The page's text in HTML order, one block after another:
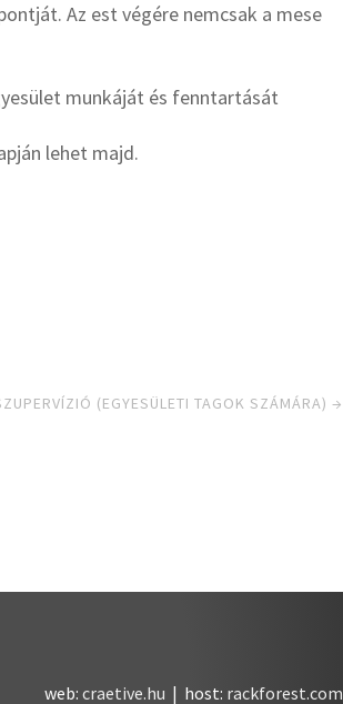
Az est végére nemcsak a mese
munkáját és fenntartását
lehet majd.
(EGYESÜLETI TAGOK SZÁMÁRA) →
web: craetive.hu | host: rackforest.com